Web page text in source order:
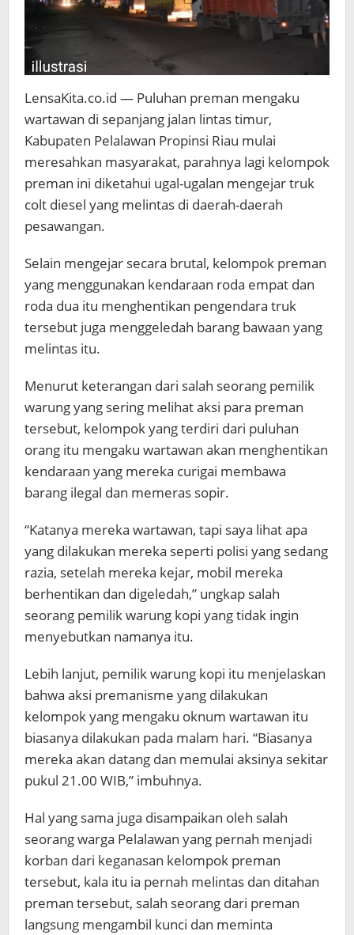
LensaKita.co.id — Puluhan preman mengaku
wartawan di sepanjang jalan lintas timur,
Kabupaten Pelalawan Propinsi Riau mulai
meresahkan masyarakat, parahnya lagi kelompok
preman ini diketahui ugal-ugalan mengejar truk
colt diesel yang melintas di daerah-daerah
pesawangan.
Selain mengejar secara brutal, kelompok preman
yang menggunakan kendaraan roda empat dan
roda dua itu menghentikan pengendara truk
tersebut juga menggeledah barang bawaan yang
melintas itu.
Menurut keterangan dari salah seorang pemilik
warung yang sering melihat aksi para preman
tersebut, kelompok yang terdiri dari puluhan
orang itu mengaku wartawan akan menghentikan
kendaraan yang mereka curigai membawa
barang ilegal dan memeras sopir.
“Katanya mereka wartawan, tapi saya lihat apa
yang dilakukan mereka seperti polisi yang sedang
razia, setelah mereka kejar, mobil mereka
berhentikan dan digeledah,” ungkap salah
seorang pemilik warung kopi yang tidak ingin
menyebutkan namanya itu.
Lebih lanjut, pemilik warung kopi itu menjelaskan
bahwa aksi premanisme yang dilakukan
kelompok yang mengaku oknum wartawan itu
biasanya dilakukan pada malam hari. “Biasanya
mereka akan datang dan memulai aksinya sekitar
pukul 21.00 WIB,” imbuhnya.
Hal yang sama juga disampaikan oleh salah
seorang warga Pelalawan yang pernah menjadi
korban dari keganasan kelompok preman
tersebut, kala itu ia pernah melintas dan ditahan
preman tersebut, salah seorang dari preman
langsung mengambil kunci dan meminta